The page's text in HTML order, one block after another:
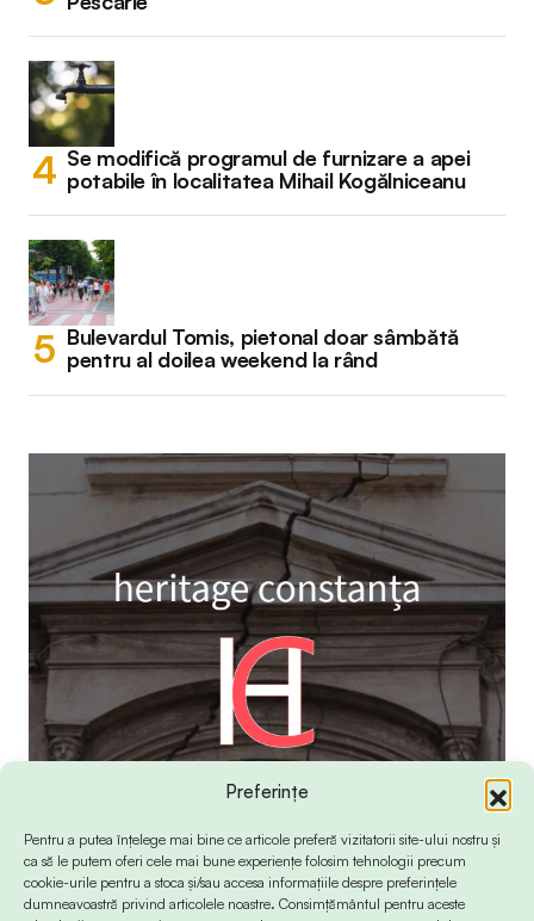
Preferințe
Pentru a putea înțelege mai bine ce articole preferă vizitatorii site-ului nostru și
ca să le putem oferi cele mai bune experiențe folosim tehnologii precum
cookie-urile pentru a stoca și/sau accesa informațiile despre preferințele
dumneavoastră privind articolele noastre. Consimțământul pentru aceste
Se modifică programul de furnizare a apei
potabile în localitatea Mihail Kogălniceanu
Bulevardul Tomis, pietonal doar sâmbătă
pentru al doilea weekend la rând